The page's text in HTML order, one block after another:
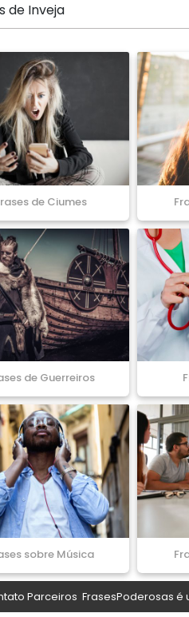
de Inveja
de Ciumes
de Guerreiros
sobre Música
Parceiros FrasesPoderosas